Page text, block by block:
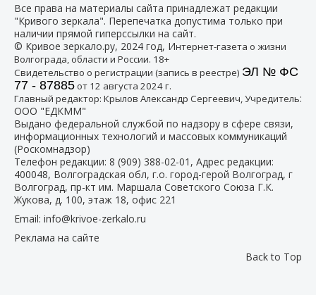
Все права на материалы сайта принадлежат редакции
"Кривого зеркала". Перепечатка допустима только при
наличии прямой гиперссылки на сайт.
© Кривое зеркало.ру, 2024 год, Интернет-газета о жизни
Волгограда, области и России. 18+
Свидетельство о регистрации (запись в реестре) ЭЛ № ФС
77 - 87885от 12 августа 2024 г.
Главный редактор: Крылов Александр Сергеевич, Учредитель:
ООО "ЕДКММ"
Выдано федеральной службой по надзору в сфере связи,
информационных технологий и массовых коммуникаций
(Роскомнадзор)
Телефон редакции: 8 (909) 388-02-01 , Адрес редакции:
400048, Волгоградская обл, г.о. город-герой Волгоград, г
Волгоград, пр-кт им. Маршала Советского Союза Г.К.
Жукова, д. 100, этаж 18, офис 221
Email: info@krivoe-zerkalo.ru
Реклама на сайте
Back to Top